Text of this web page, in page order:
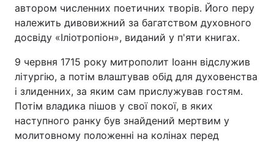
автором численних поетичних творів. Його перу
належить дивовижний за багатством духовного
досвіду «Іліотропіон», виданий у п'яти книгах.
9 червня 1715 року митрополит Іоанн відслужив
літургію, а потім влаштував обід для духовенства
і злиденних, за яким сам прислужував гостям.
Потім владика пішов у свої покої, в яких
наступного ранку був знайдений мертвим у
молитовному положенні на колінах перед